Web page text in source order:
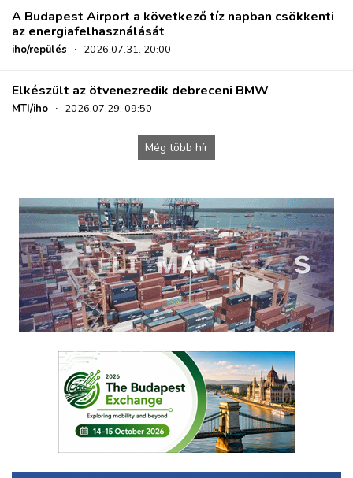
A Budapest Airport a következő tíz napban csökkenti
az energiafelhasználását
iho/repülés · 2026.07.31. 20:00
Elkészült az ötvenezredik debreceni BMW
MTI/iho · 2026.07.29. 09:50
Még több hír